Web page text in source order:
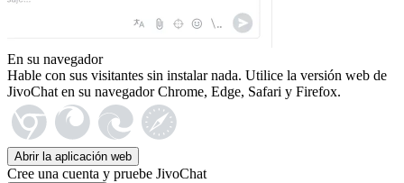
En su navegador
Hable con sus visitantes sin instalar nada. Utilice la versión web de
JivoChat en su navegador Chrome, Edge, Safari y Firefox.
Abrir la aplicación web
Cree una cuenta y pruebe JivoChat